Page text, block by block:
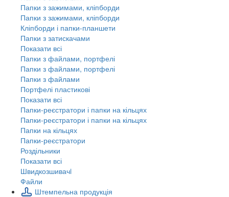
Папки з зажимами, кліпборди
Папки з зажимами, кліпборди
Кліпборди і папки-планшети
Папки з затискачами
Показати всі
Папки з файлами, портфелі
Папки з файлами, портфелі
Папки з файлами
Портфелі пластикові
Показати всі
Папки-реєстратори і папки на кільцях
Папки-реєстратори і папки на кільцях
Папки на кільцях
Папки-реєстратори
Роздільники
Показати всі
Швидкозшивачi
Файли
Штемпельна продукція